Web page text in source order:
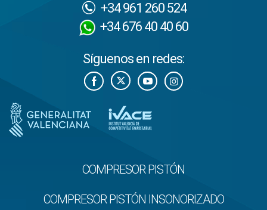
+34 961 260 524
+34 676 40 40 60
Síguenos en redes:
COMPRESOR PISTÓN
COMPRESOR PISTÓN INSONORIZADO